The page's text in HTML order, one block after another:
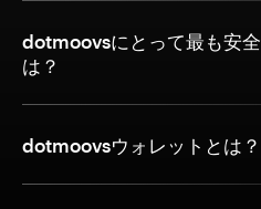
dotmoovsにとって最も安
は？
dotmoovsウォレットとは？